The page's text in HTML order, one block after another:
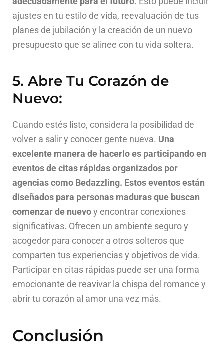
ajustes en tu estilo de vida, reevaluación de tus
planes de jubilación y la creación de un nuevo
presupuesto que se alinee con tu vida soltera.
5. Abre Tu Corazón de
Nuevo:
Cuando estés listo, considera la posibilidad de
volver a salir y conocer gente nueva. Una
excelente manera de hacerlo es participando en
eventos de citas rápidas organizados por
agencias como Bedazzling. Estos eventos están
diseñados para personas maduras que buscan
comenzar de nuevoy encontrar conexiones
significativas. Ofrecen un ambiente seguro y
acogedor para conocer a otros solteros que
comparten tus experiencias y objetivos de vida.
Participar en citas rápidas puede ser una forma
emocionante de reavivar la chispa del romance y
abrir tu corazón al amor una vez más.
Conclusión